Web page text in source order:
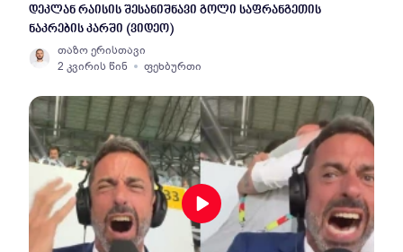
დეკლან რაისის შესანიშნავი გოლი საფრანგეთის
ნაკრების კარში (ვიდეო)
თაზო ერისთავი
2 კვირის წინ
ფეხბურთი